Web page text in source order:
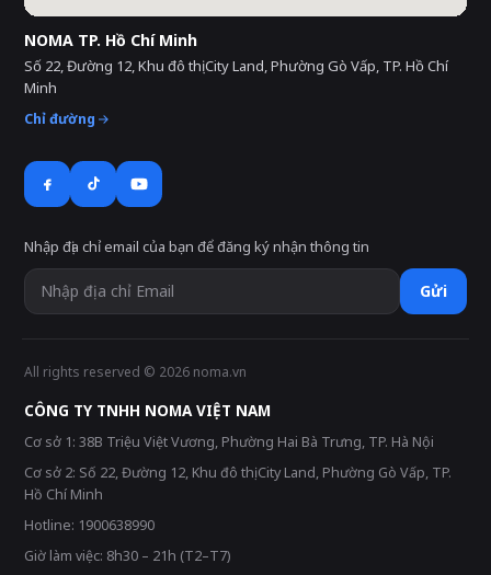
NOMA TP. Hồ Chí Minh
Số 22, Đường 12, Khu đô thị City Land, Phường Gò Vấp, TP. Hồ Chí
Minh
Chỉ đường
Nhập địa chỉ email của bạn để đăng ký nhận thông tin
Gửi
All rights reserved © 2026 noma.vn
CÔNG TY TNHH NOMA VIỆT NAM
Cơ sở 1: 38B Triệu Việt Vương, Phường Hai Bà Trưng, TP. Hà Nội
Cơ sở 2: Số 22, Đường 12, Khu đô thị City Land, Phường Gò Vấp, TP.
Hồ Chí Minh
Hotline: 1900638990
Giờ làm việc: 8h30 – 21h (T2–T7)